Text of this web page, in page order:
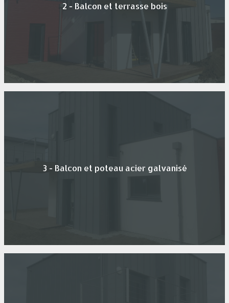
2 - Balcon et terrasse bois
3 - Balcon et poteau acier galvanisé